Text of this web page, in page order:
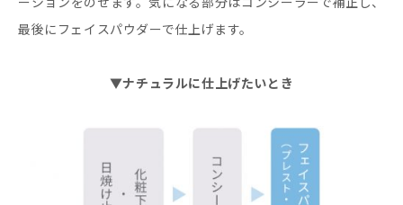
最後にフェイスパウダーで仕上げます。
▼ナチュラルに仕上げたいとき